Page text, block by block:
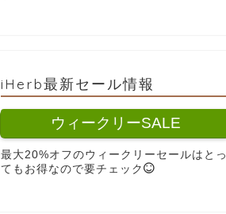
iHerb最新セール情報
ウィークリーSALE
最大20%オフのウィークリーセールはとっ
てもお得なので要チェック